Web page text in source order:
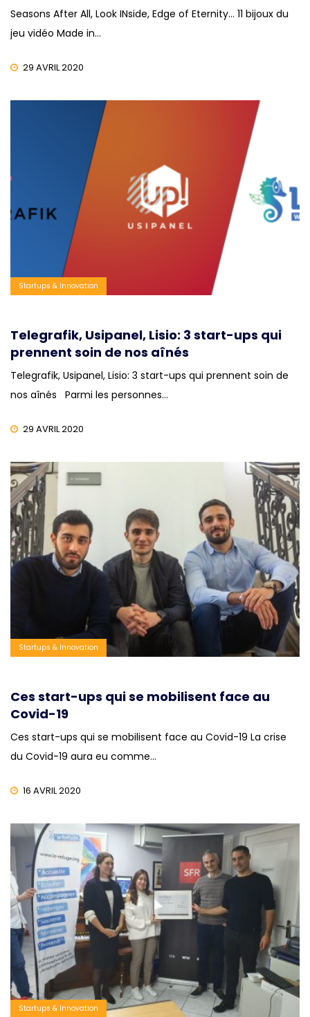
Seasons After All, Look INside, Edge of Eternity… 11 bijoux du
jeu vidéo Made in…
29 AVRIL 2020
Startups & Innovation
Telegrafik, Usipanel, Lisio: 3 start-ups qui
prennent soin de nos aînés
Telegrafik, Usipanel, Lisio: 3 start-ups qui prennent soin de
nos aînés Parmi les personnes…
29 AVRIL 2020
Startups & Innovation
Ces start-ups qui se mobilisent face au
Covid-19
Ces start-ups qui se mobilisent face au Covid-19 La crise
du Covid-19 aura eu comme…
16 AVRIL 2020
Startups & Innovation